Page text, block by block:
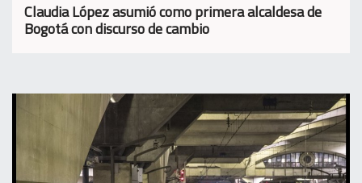
Claudia López asumió como primera alcaldesa de
Bogotá con discurso de cambio